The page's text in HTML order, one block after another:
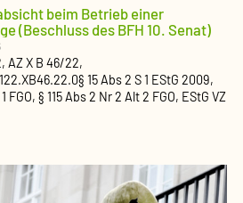
beim Betrieb einer
(Beschluss des BFH 10. Senat)
, AZX B 46/22,
§ 15 Abs 2 S 1 EStG 2009,
FGO, § 115 Abs 2 Nr 2 Alt 2 FGO, EStG VZ